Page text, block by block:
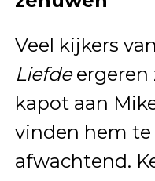
Veel kijkers van
Liefdeergeren
kapot aan
vinden hem te
afwachtend.